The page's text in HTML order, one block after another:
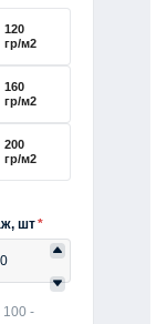
120
гр/м2
160
гр/м2
200
гр/м2
шт*
100 -